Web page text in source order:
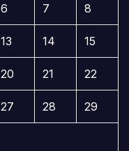
6 7 8
13 14 15
20 21 22
27 28 29